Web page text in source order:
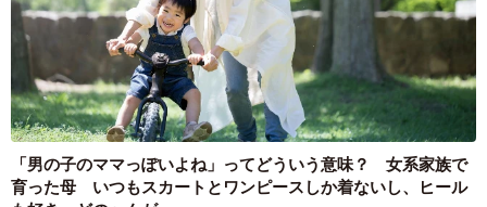
まいどなニュース情報部
2026.08.07
「火事以来10カ月ぶり」全焼した自宅訪れた林
家ぺー 内装も壁も取り払われスケルトン状態
の部屋に呆然
まいどなトピック